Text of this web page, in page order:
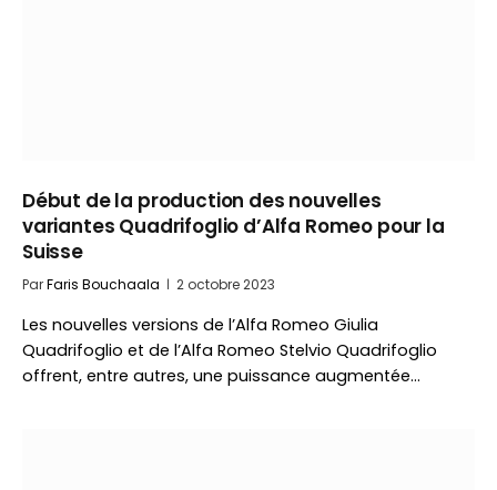
Début de la production des nouvelles
variantes Quadrifoglio d’Alfa Romeo pour la
Suisse
ParFaris Bouchaala 2 octobre 2023
Les nouvelles versions de l’Alfa Romeo Giulia
Quadrifoglio et de l’Alfa Romeo Stelvio Quadrifoglio
offrent, entre autres, une puissance augmentée…